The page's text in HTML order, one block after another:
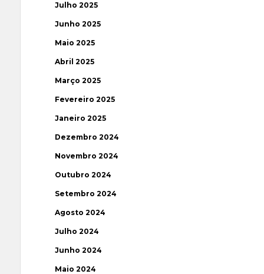
Julho 2025
Junho 2025
Maio 2025
Abril 2025
Março 2025
Fevereiro 2025
Janeiro 2025
Dezembro 2024
Novembro 2024
Outubro 2024
Setembro 2024
Agosto 2024
Julho 2024
Junho 2024
Maio 2024